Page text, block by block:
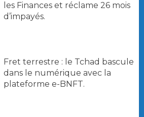
les Finances et réclame 26 mois
d’impayés.
Fret terrestre : le Tchad bascule
dans le numérique avec la
plateforme e-BNFT.